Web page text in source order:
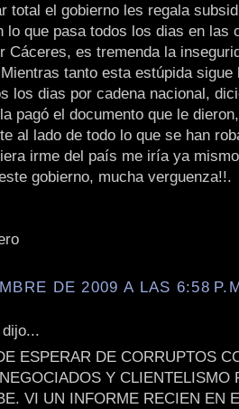
total el gobierno les regala
lo que pasa todos los dias en las
Cáceres, es tremenda la
tanto esta estúpida sigue
los dias por cadena nacional,
pagó el documento que le
al lado de todo lo que se han
irme del país me iría ya
gobierno, mucha verguenza!!.
DE 2009 A LAS 6:58
ESPERAR DE CORRUPTOS
Y CLIENTELISMO
VI UN INFORME RECIEN EN